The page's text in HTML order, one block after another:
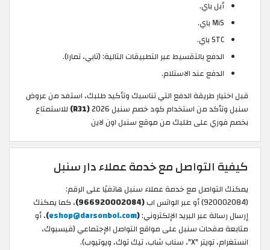
أبل باي.
MiS باي.
STC باي.
الدفع بالتقسيط عبر التطبيقات التالية: (تابي، تمارا).
الدفع عند الاستلام.
قبل اختيار طريقة الدفع التي تناسبك وتأكيد طلبك، استفد من عروض
سنبل وتأكد من استخدام كود خصم سنبل 2026
(R31)
للاستمتاع
بخصم فوري على طلبك من موقع سنبل اون لاين
كيفية التواصل مع خدمة عملاء دار سنبل
يمكنك التواصل مع خدمة عملاء سنبل هاتفيًا على الرقم:
(920002084) أو عبر الواتس اب
(966920002084)
، كما يمكنك
إرسال رسالة عبر البريد الإلكتروني:(
eshop@darsonbol.com
)، أو
متابعة صفحات سنبل على مواقع التواصل الإجتماعي (فيسبوك،
انستغرام، تويتر "X"، سناب شاب، تيك توك، ويوتيوب).